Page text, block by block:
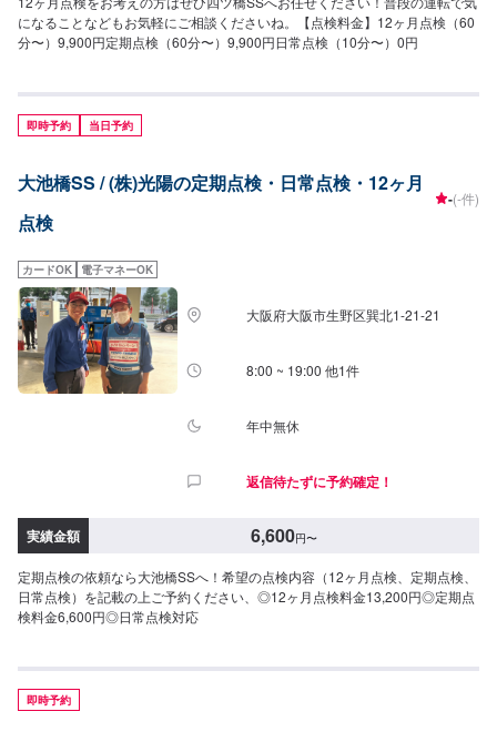
になることなどもお気軽にご相談くださいね。【点検料金】12ヶ月点検（60
分〜）9,900円定期点検（60分〜）9,900円日常点検（10分〜）0円
即時予約 当日予約
大池橋SS / (株)光陽の定期点検・日常点検・12ヶ月
点検
-(-件)
カードOK 電子マネーOK
大阪府大阪市生野区巽北1-21-21
8:00 ~ 19:00 他1件
年中無休
返信待たずに予約確定！
実績金額 6,600円〜
定期点検の依頼なら大池橋SSへ！希望の点検内容（12ヶ月点検、定期点検、
日常点検）を記載の上ご予約ください、◎12ヶ月点検料金13,200円◎定期点
検料金6,600円◎日常点検対応
即時予約